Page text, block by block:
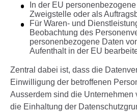
In der EU
Zweigstelle oder als
Für Waren- und
Beobachtung des
personenbezogene Daten
Aufenthalt in der EU
Zentral dabei ist, dass die
Einwilligung der betroffenen
Ausserdem sind die Unternehmen
die Einhaltung der